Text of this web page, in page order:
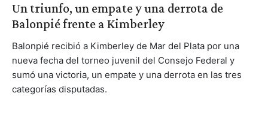
Un triunfo, un empate y una derrota de
Balonpié frente a Kimberley
Balonpié recibió a Kimberley de Mar del Plata por una
nueva fecha del torneo juvenil del Consejo Federal y
sumó una victoria, un empate y una derrota en las tres
categorías disputadas.